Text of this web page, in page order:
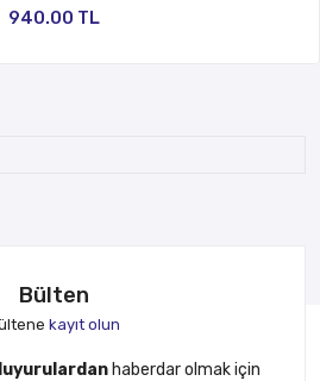
940.00 TL
Bülten
kayıt olun
haberdar olmak için